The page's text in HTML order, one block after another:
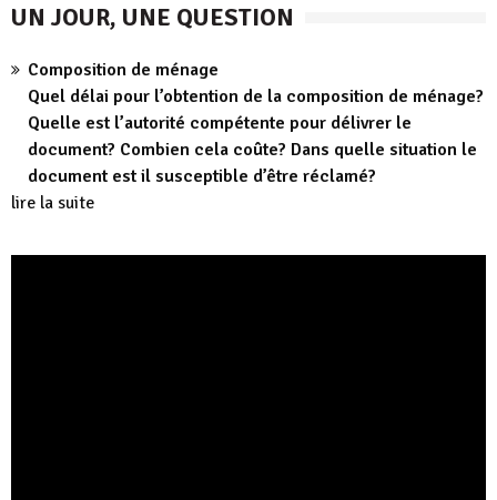
UN JOUR, UNE QUESTION
Composition de ménage
Quel délai pour l’obtention de la composition de ménage?
Quelle est l’autorité compétente pour délivrer le
document? Combien cela coûte? Dans quelle situation le
document est il susceptible d’être réclamé?
lire la suite